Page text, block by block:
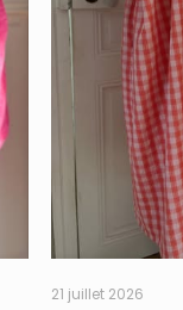
21 juillet 2026